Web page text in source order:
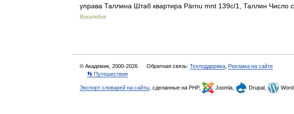
управа Таллина Штаб квартира Pärnu mnt 139c/1, Таллин Число
Википедия
© Академик, 2000-2026 Обратная связь: Техподдержка Реклама на сайте
👣 Путешествия
Экспорт словарей на сайты , сделанные на PHP, Joomla, Drupal,